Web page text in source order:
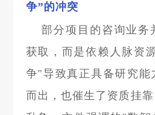
争”的冲突
部分项目的咨询业务
获取，而是依赖人脉资
争"导致真正具备研究能
而出，也催生了资质挂